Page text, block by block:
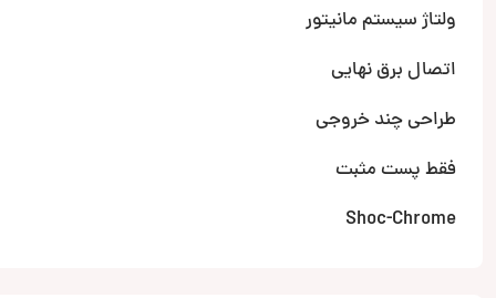
ولتاژ سیستم مانیتور
اتصال برق نهایی
طراحی چند خروجی
فقط پست مثبت
Shoc-Chrome